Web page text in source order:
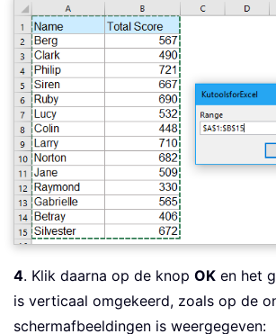
4. Klik daarna op de knop OK en het
is verticaal omgekeerd, zoals op de
schermafbeeldingen is weergegeven: